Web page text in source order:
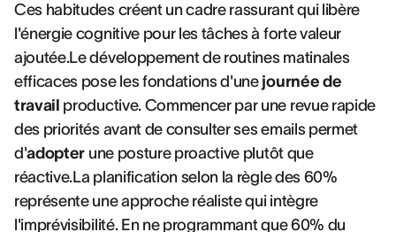
Ces habitudes créent un cadre rassurant qui libère
l'énergie cognitive pour les tâches à forte valeur
ajoutée.Le développement de routines matinales
efficaces pose les fondations d'une journée de
travail productive. Commencer par une revue rapide
des priorités avant de consulter ses emails permet
d'adopter une posture proactive plutôt que
réactive.La planification selon la règle des 60%
représente une approche réaliste qui intègre
l'imprévisibilité. En ne programmant que 60% du